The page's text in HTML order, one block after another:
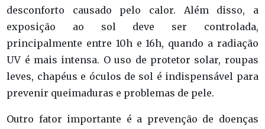
desconforto causado pelo calor. Além disso, a
exposição ao sol deve ser controlada,
principalmente entre 10h e 16h, quando a radiação
UV é mais intensa. O uso de protetor solar, roupas
leves, chapéus e óculos de sol é indispensável para
prevenir queimaduras e problemas de pele.
Outro fator importante é a prevenção de doenças